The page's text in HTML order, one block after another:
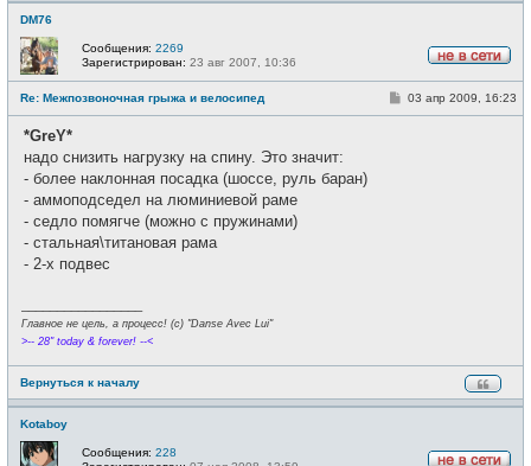
DM76
е
в
с
Сообщения: 2269
Зарегистрирован: 23 авг 2007, 10:36
Re: Межпозвоночная грыжа и велосипед
С03 апр 2009, 16:23
*GreY*
надо снизить нагрузку на спину. Это значит:
- более наклонная посадка (шоссе, руль баран)
- аммоподседел на люминиевой раме
- седло помягче (можно с пружинами)
- стальная\титановая рама
- 2-х подвес
Главное не цель, а процесс! (c) "Danse Avec Lui"
>-- 28" today & forever! --<
Вернуться к началу
Kotaboy
Сообщения: 228